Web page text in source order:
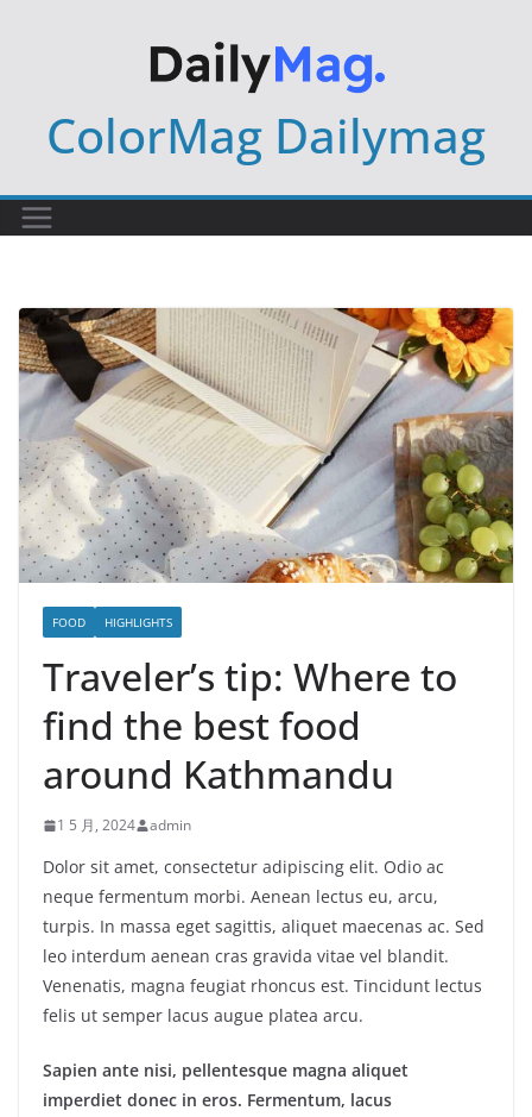
ColorMag Dailymag
FOOD HIGHLIGHTS
Traveler’s tip: Where to
find the best food
around Kathmandu
1 5 月, 2024 admin
Dolor sit amet, consectetur adipiscing elit. Odio ac
neque fermentum morbi. Aenean lectus eu, arcu,
turpis. In massa eget sagittis, aliquet maecenas ac. Sed
leo interdum aenean cras gravida vitae vel blandit.
Venenatis, magna feugiat rhoncus est. Tincidunt lectus
felis ut semper lacus augue platea arcu.
Sapien ante nisi, pellentesque magna aliquet
imperdiet donec in eros. Fermentum, lacus